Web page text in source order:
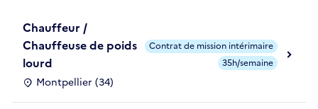
Chauffeur /
Chauffeuse de poids
lourd
Montpellier (34)
Contrat de mission intérimaire
35h/semaine